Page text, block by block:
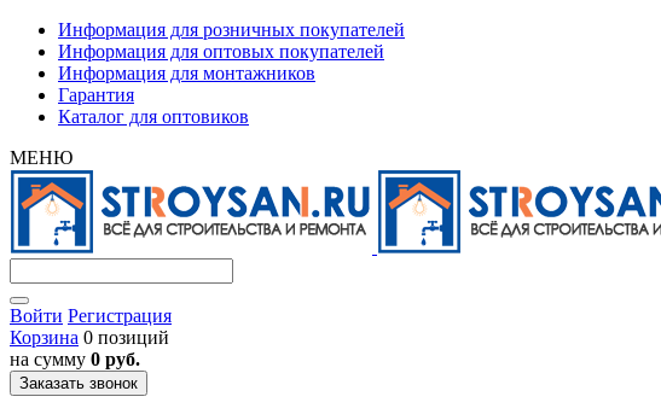
Информация для розничных покупателей
Информация для оптовых покупателей
Информация для монтажников
Гарантия
Каталог для оптовиков
МЕНЮ
Войти Регистрация
Корзина 0 позиций
на сумму 0 руб.
Заказать звонок